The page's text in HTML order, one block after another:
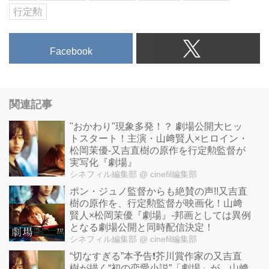
行定勲
Facebook
関連記事
"おかわり"現象多発！？ 劇場公開大ヒッ
トスタート！主演・山﨑賢人×ヒロイン・
松岡茉優-又吉直樹の原作を行定勲監督が
実写化『劇場』
シネフィル編集部 @ cinefil編集部
ポン・ジュノ監督からも絶賛の声!!又吉直
樹の原作を、行定勲監督が映画化！山﨑
賢人×松岡茉優『劇場』-邦画としては異例
となる劇場公開と同時配信決定！
シネフィル編集部 @ cinefil編集部
“切なすぎる”本予告❗️芥川賞作家の又吉直